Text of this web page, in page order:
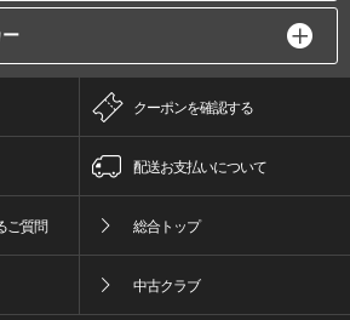
クーポンを確認する
配送お支払いについて
ご質問 総合トップ
中古クラブ